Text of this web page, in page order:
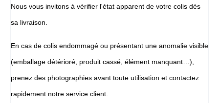
Nous vous invitons à vérifier l'état apparent de votre colis dès
sa livraison.
En cas de colis endommagé ou présentant une anomalie visible
(emballage détérioré, produit cassé, élément manquant…),
prenez des photographies avant toute utilisation et contactez
rapidement notre service client.